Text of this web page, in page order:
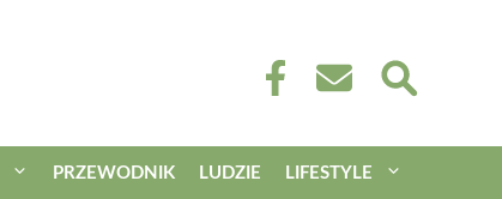
PRZEWODNIK LUDZIE LIFESTYLE